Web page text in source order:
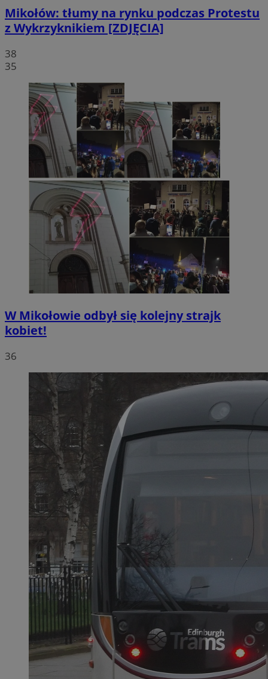
Mikołów: tłumy na rynku podczas Protestu
z Wykrzyknikiem [ZDJĘCIA]
38
35
W Mikołowie odbył się kolejny strajk
kobiet!
36